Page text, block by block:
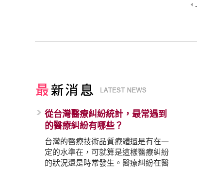
從台灣醫療糾紛統計，最常遇到
的醫療糾紛有哪些？
台灣的醫療技術品質療體還是有在一
定的水準在，可就算是這樣醫療糾紛
的狀況還是時常發生。醫療糾紛在醫